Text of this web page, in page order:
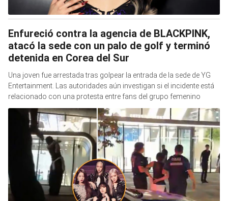
Enfureció contra la agencia de BLACKPINK,
atacó la sede con un palo de golf y terminó
detenida en Corea del Sur
Una joven fue arrestada tras golpear la entrada de la sede de YG
Entertainment. Las autoridades aún investigan si el incidente está
relacionado con una protesta entre fans del grupo femenino